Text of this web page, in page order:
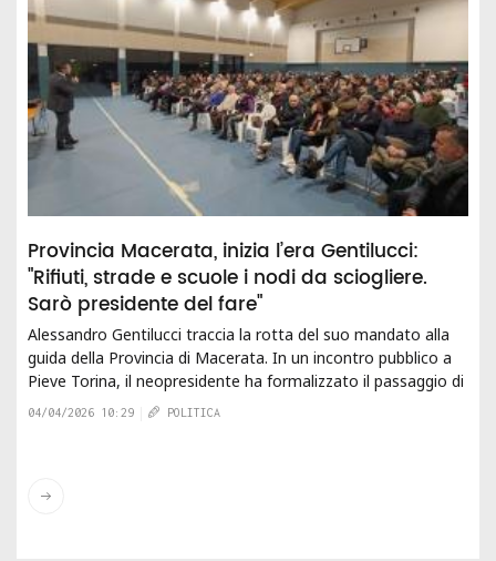
Provincia Macerata, inizia l’era Gentilucci:
"Rifiuti, strade e scuole i nodi da sciogliere.
Sarò presidente del fare"
Alessandro Gentilucci traccia la rotta del suo mandato alla
guida della Provincia di Macerata. In un incontro pubblico a
Pieve Torina, il neopresidente ha formalizzato il passaggio di
consegne ideale con il...
04/04/2026 10:29 POLITICA